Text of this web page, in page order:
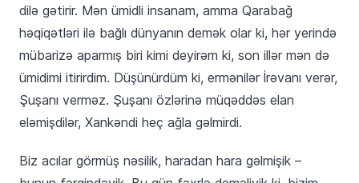
dilə gətirir. Mən ümidli insanam, amma Qarabağ
həqiqətləri ilə bağlı dünyanın demək olar ki, hər yerində
mübarizə aparmış biri kimi deyirəm ki, son illər mən də
ümidimi itirirdim. Düşünürdüm ki, ermənilər İrəvanı verər,
Şuşanı verməz. Şuşanı özlərinə müqəddəs elan
eləmişdilər, Xankəndi heç ağla gəlmirdi.
Biz acılar görmüş nəsilik, haradan hara gəlmişik –